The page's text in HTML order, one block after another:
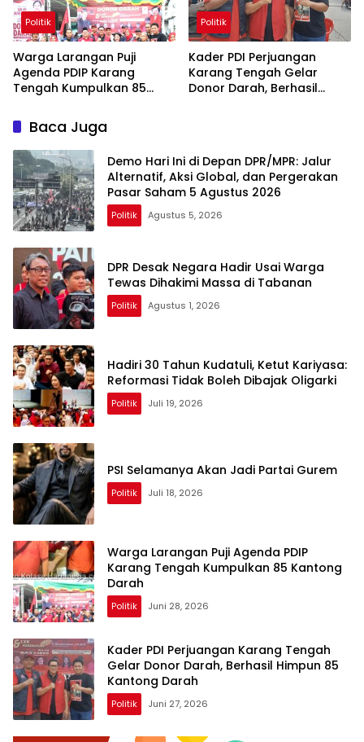
Politik
Warga Larangan Puji
Agenda PDIP Karang
Tengah Kumpulkan 85
Politik
Kader PDI Perjuangan
Karang Tengah Gelar
Donor Darah, Berhasil
Baca Juga
Demo Hari Ini di Depan DPR/MPR: Jalur
Alternatif, Aksi Global, dan Pergerakan
Pasar Saham 5 Agustus 2026
Politik Agustus 5, 2026
DPR Desak Negara Hadir Usai Warga
Tewas Dihakimi Massa di Tabanan
Politik Agustus 1, 2026
Hadiri 30 Tahun Kudatuli, Ketut Kariyasa:
Reformasi Tidak Boleh Dibajak Oligarki
Politik Juli 19, 2026
PSI Selamanya Akan Jadi Partai Gurem
Politik Juli 18, 2026
Warga Larangan Puji Agenda PDIP
Karang Tengah Kumpulkan 85 Kantong
Darah
Politik Juni 28, 2026
Kader PDI Perjuangan Karang Tengah
Gelar Donor Darah, Berhasil Himpun 85
Kantong Darah
Politik Juni 27, 2026